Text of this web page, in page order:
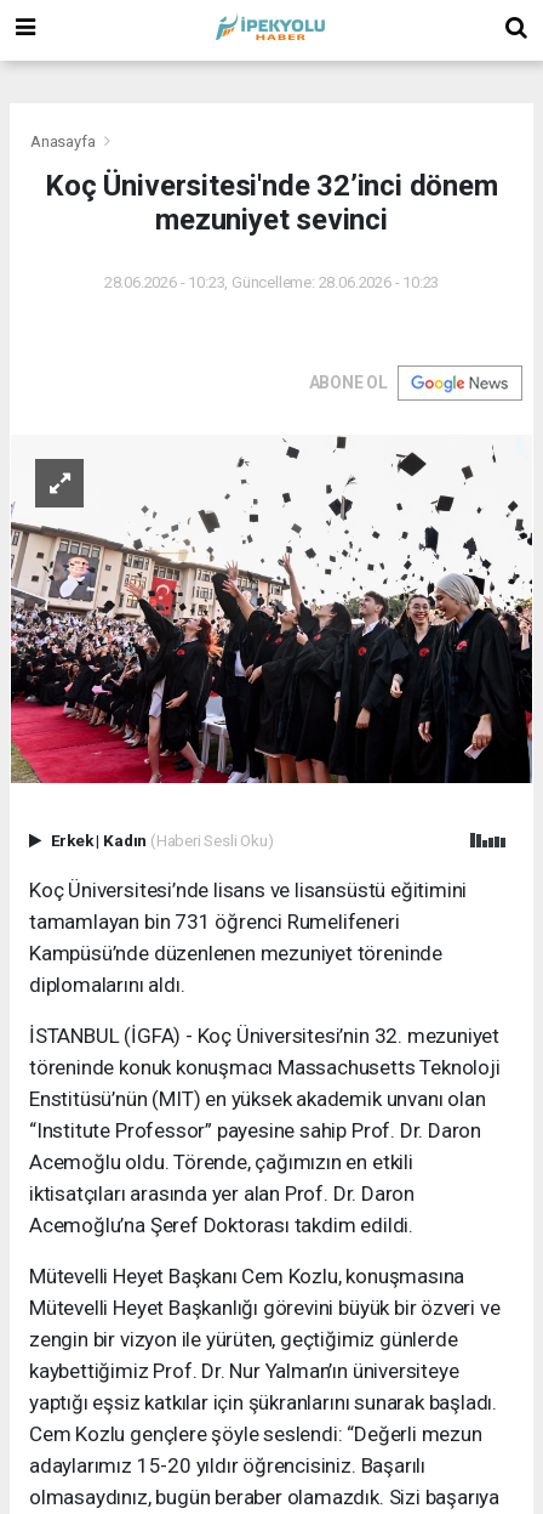
Anasayfa
Koç Üniversitesi'nde 32’inci dönem
mezuniyet sevinci
28.06.2026 - 10:23, Güncelleme: 28.06.2026 - 10:23
ABONE OL
Erkek| Kadın (Haberi Sesli Oku)
Koç Üniversitesi’nde lisans ve lisansüstü eğitimini
tamamlayan bin 731 öğrenci Rumelifeneri
Kampüsü’nde düzenlenen mezuniyet töreninde
diplomalarını aldı.
İSTANBUL (İGFA) - Koç Üniversitesi’nin 32. mezuniyet
töreninde konuk konuşmacı Massachusetts Teknoloji
Enstitüsü’nün (MIT) en yüksek akademik unvanı olan
“Institute Professor” payesine sahip Prof. Dr. Daron
Acemoğlu oldu. Törende, çağımızın en etkili
iktisatçıları arasında yer alan Prof. Dr. Daron
Acemoğlu’na Şeref Doktorası takdim edildi.
Mütevelli Heyet Başkanı Cem Kozlu, konuşmasına
Mütevelli Heyet Başkanlığı görevini büyük bir özveri ve
zengin bir vizyon ile yürüten, geçtiğimiz günlerde
kaybettiğimiz Prof. Dr. Nur Yalman’ın üniversiteye
yaptığı eşsiz katkılar için şükranlarını sunarak başladı.
Cem Kozlu gençlere şöyle seslendi: “Değerli mezun
adaylarımız 15-20 yıldır öğrencisiniz. Başarılı
olmasaydınız, bugün beraber olamazdık. Sizi başarıya